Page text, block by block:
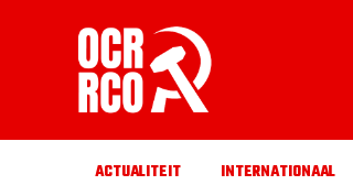
ACTUALITEIT INTERNATIONAAL